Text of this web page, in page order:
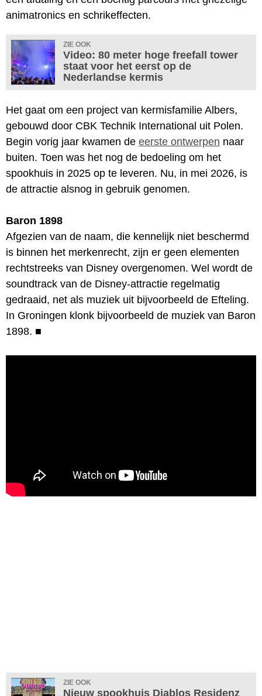
animatronics en schrikeffecten.
ZIE OOK
Video: 80 meter hoge freefall tower
staat voor het eerst op de
Nederlandse kermis
Het gaat om een project van kermisfamilie Albers,
gebouwd door CBK Technik International uit Polen.
Begin vorig jaar kwamen de eerste ontwerpen naar
buiten. Toen was het nog de bedoeling om het
spookhuis in 2025 op te leveren. Nu, in mei 2026, is
de attractie alsnog in gebruik genomen.
Baron 1898
Afgezien van de naam, die kennelijk niet beschermd
is binnen het merkenrecht, zijn er geen elementen
rechtstreeks van Disney overgenomen. Wel wordt de
soundtrack van de Disney-attractie regelmatig
gedraaid, net als muziek uit bijvoorbeeld de Efteling.
In Groningen klonk bijvoorbeeld de muziek van Baron
1898. ■
ZIE OOK
Nieuw spookhuis Diablos Residenz